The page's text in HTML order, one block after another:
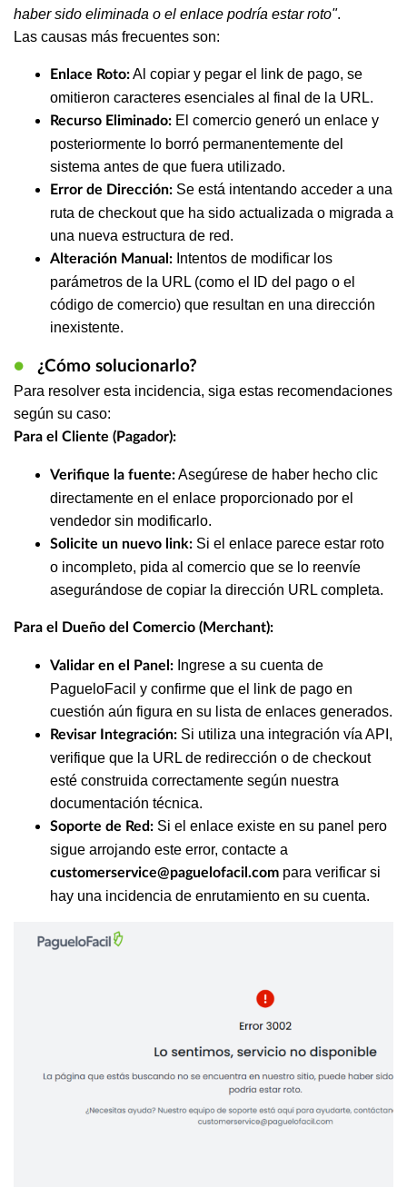
haber sido eliminada o el enlace podría estar roto".
Las causas más frecuentes son:
Enlace Roto:Al copiar y pegar el link de pago, se
omitieron caracteres esenciales al final de la URL.
Recurso Eliminado: El comercio generó un enlace y
posteriormente lo borró permanentemente del
sistema antes de que fuera utilizado.
Error de Dirección: Se está intentando acceder a una
ruta de checkout que ha sido actualizada o migrada a
una nueva estructura de red.
Alteración Manual: Intentos de modificar los
parámetros de la URL (como el ID del pago o el
código de comercio) que resultan en una dirección
inexistente.
● ¿Cómo solucionarlo?
Para resolver esta incidencia, siga estas recomendaciones
según su caso:
Para el Cliente (Pagador):
Verifique la fuente:Asegúrese de haber hecho clic
directamente en el enlace proporcionado por el
vendedor sin modificarlo.
Solicite un nuevo link: Si el enlace parece estar roto
o incompleto, pida al comercio que se lo reenvíe
asegurándose de copiar la dirección URL completa.
Para el Dueño del Comercio (Merchant):
Validar en el Panel: Ingrese a su cuenta de
PagueloFacil y confirme que el link de pago en
cuestión aún figura en su lista de enlaces generados.
Revisar Integración: Si utiliza una integración vía API,
verifique que la URL de redirección o de checkout
esté construida correctamente según nuestra
documentación técnica.
Soporte de Red: Si el enlace existe en su panel pero
sigue arrojando este error, contacte a
customerservice@paguelofacil.com para verificar si
hay una incidencia de enrutamiento en su cuenta.